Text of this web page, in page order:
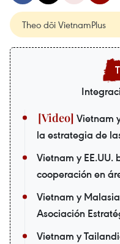
Theo dõi VietnamPlus
Vietnam
la estrategia de
Vietnam y EE.UU.
cooperación en
Vietnam y
Asociación
Vietnam y